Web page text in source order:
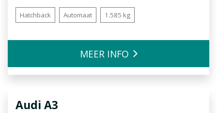
Hatchback Automaat 1.585 kg
MEER INFO
Audi A3